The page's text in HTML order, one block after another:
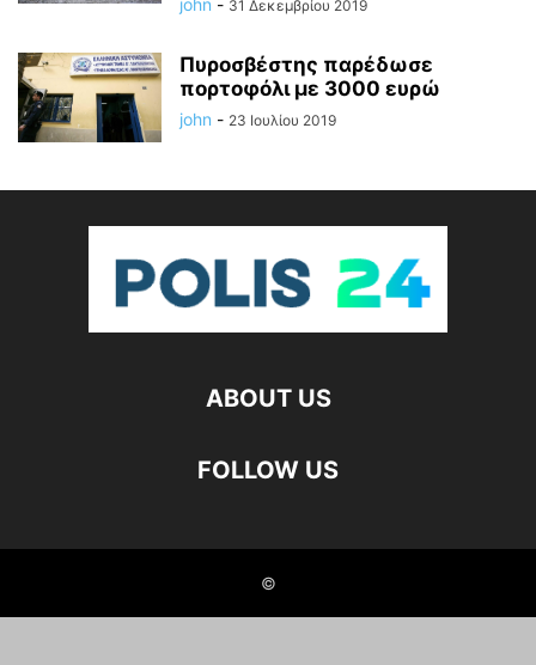
john - 31 Δεκεμβρίου 2019
Πυροσβέστης παρέδωσε
πορτοφόλι με 3000 ευρώ
john - 23 Ιουλίου 2019
ABOUT US
FOLLOW US
©